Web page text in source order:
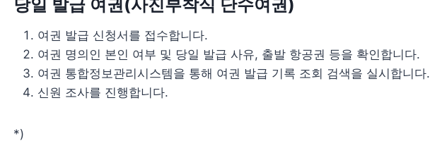
당일 발급 여권(사진부착식 단수여권)
여권 발급 신청서를 접수합니다.
여권 명의인 본인 여부 및 당일 발급 사유, 출발 항공권 등을 확인합니다.
여권 통합정보관리시스템을 통해 여권 발급 기록 조회 검색을 실시합니다.
신원 조사를 진행합니다.
*)